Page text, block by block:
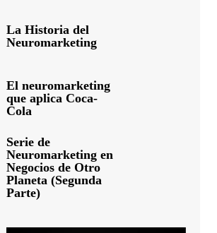
La Historia del
Neuromarketing
El neuromarketing
que aplica Coca-
Cola
Serie de
Neuromarketing en
Negocios de Otro
Planeta (Segunda
Parte)